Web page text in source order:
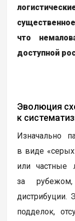
что
доступной
Эволюция
к
Изначально
в виде
или частные
за
дистрибуции.
подделок,